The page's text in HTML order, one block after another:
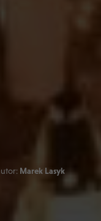
Marek Lasyk